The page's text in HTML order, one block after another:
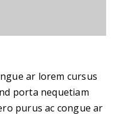
ar lorem cursus
porta nequetiam
purus ac congue ar